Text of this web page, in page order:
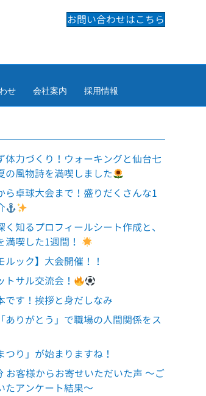
せ 会社案内 採用情報
お問い合わせはこちら
体力づくり！ウォーキングと仙台七
の風物詩を満喫しました
ら卓球大会まで！盛りだくさんな1
く知るプロフィールシート作成と、
満喫した1週間！
ルック】大会開催！！
トサル交流会！
です！挨拶と身だしなみ
ありがとう」で職場の人間関係をス
つり」が始まりますね！
お客様からお寄せいただいた声 ～ご
たアンケート結果～